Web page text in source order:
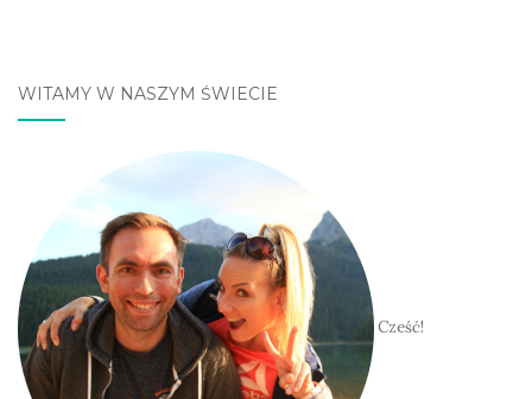
WITAMY W NASZYM ŚWIECIE
Cześć!